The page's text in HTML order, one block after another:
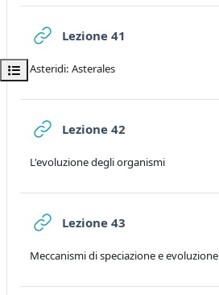
Apri indice del corso
Lezione 41
Asteridi: Asterales
Lezione 42
L'evoluzione degli organismi
Lezione 43
Meccanismi di speciazione e evoluzione